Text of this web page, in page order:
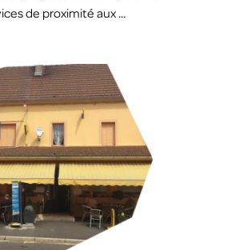
de proximité aux ...